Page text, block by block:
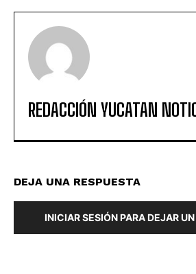
REDACCIÓN YUCATAN
DEJA UNA RESPUESTA
INICIAR SESIÓN PARA DEJAR